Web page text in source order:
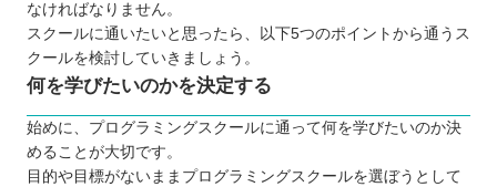
現場でも役立つスキルが身に付きやすい
疑問点・悩みを相談しやすい
転職支援を行っているスクールもある
プログラミングスクールに通う3つのデメリット
独学よりもコストがかかる
仕事と両立させるのが難しい
なければなりません。
スクールに通いたいと思ったら、以下5つのポイントから通うス
クールを検討していきましょう。
何を学びたいのかを決定する
始めに、プログラミングスクールに通って何を学びたいのか決
めることが大切です。
目的や目標がないままプログラミングスクールを選ぼうとして